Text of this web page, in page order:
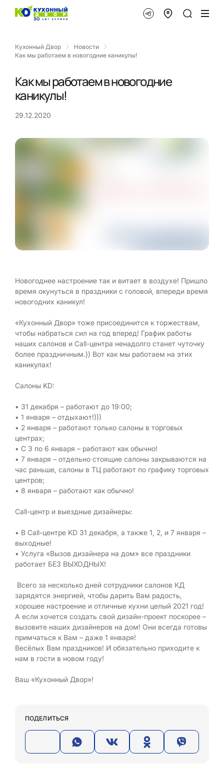
Кухонный Двор
Новости
Как мы работаем в новогодние каникулы!
Как мы работаем в новогодние
каникулы!
29.12.2020
Новогоднее настроение так и витает в воздухе! Пришло
время окунуться в праздники с головой, впереди время
новогодних каникул!
«Кухонный Двор» тоже присоединится к торжествам,
чтобы набраться сил на год вперед! График работы
наших салонов и Call-центра ненадолго станет чуточку
более праздничным.)) Вот как мы работаем на этих
каникулах!
Салоны KD:
• 31 декабря – работают до 19:00;
• 1 января – отдыхают!)))
• 2 января – работают только салоны в торговых
центрах;
• С 3 по 6 января – работают как обычно!
• 7 января – отдельно стоящие салоны закрываются на
час раньше, салоны в ТЦ работают по графику торговых
центров;
• 8 января – работают как обычно!
Call-центр и выездные дизайнеры:
• В Call-центре KD 31 декабря, а также 1, 2, и 7 января –
выходные!
• Услуга «Вызов дизайнера на дом» все праздники
работает БЕЗ ВЫХОДНЫХ!
Всего за несколько дней сотрудники салонов КД
зарядятся энергией, чтобы дарить Вам радость,
хорошее настроение и отличные кухни целый 2021 год!
А если хочется создать свой дизайн-проект поскорее –
вызовите наших дизайнеров на дом! Они всегда готовы
примчаться к Вам – даже 1 января!
Весёлых Вам праздников! И обязательно приходите к
нам в гости в новом году!
Ваш «Кухонный Двор»!
ПОДЕЛИТЬСЯ